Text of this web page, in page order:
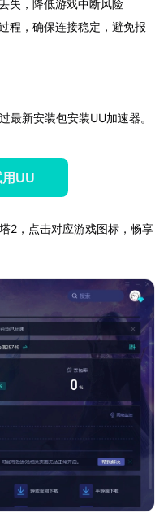
失，降低游戏中断风险
程，确保连接稳定，避免报
最新安装包安装UU加速器。
UU
2，点击对应游戏图标，畅享